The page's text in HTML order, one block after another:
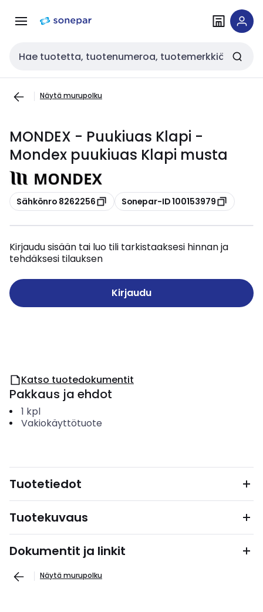
navigointiinsisältöön
Haku
Näytä murupolku
MONDEX - Puukiuas Klapi -
Mondex puukiuas Klapi musta
Kopioi
Sähkönro 8262256 Kopioi
Sonepar-ID 100153979
Kirjaudu sisään tai luo tili tarkistaaksesi hinnan ja
tehdäksesi tilauksen
Kirjaudu
Katso tuotedokumentit
Pakkaus ja ehdot
1 kpl
Vakiokäyttötuote
Tuotetiedot
Tuotekuvaus
Dokumentit ja linkit
Näytä murupolku